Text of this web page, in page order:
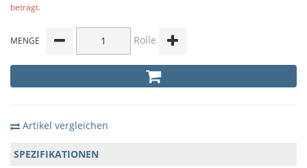
beträgt.
MENGE Rolle
Artikel vergleichen
SPEZIFIKATIONEN